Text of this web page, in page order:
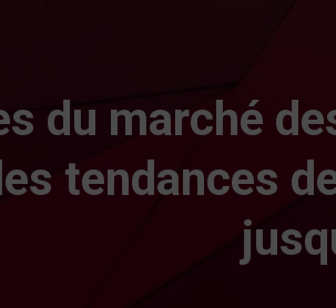
du marché
tendances